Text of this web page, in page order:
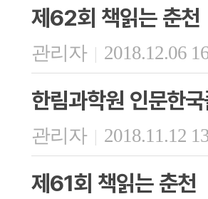
제62회 책읽는 춘천
관리자 | 2018.12.06
한림과학원 인문한
관리자 | 2018.11.12
제61회 책읽는 춘천